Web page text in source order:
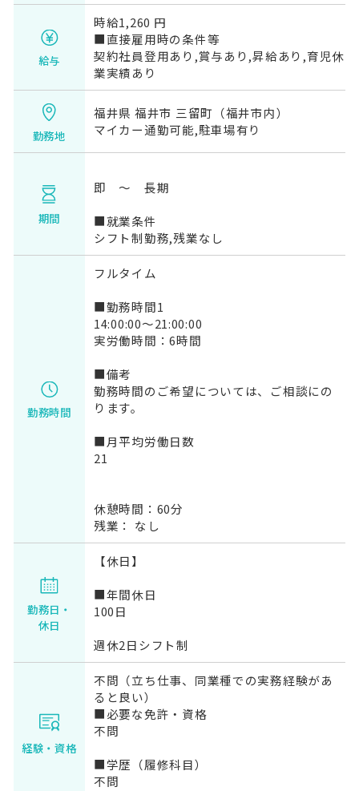
給与
時給1,260 円
■直接雇用時の条件等
契約社員登用あり,賞与あり,昇給あり,育児休
業実績あり
勤務地
福井県 福井市 三留町（福井市内）
マイカー通勤可能,駐車場有り
期間
即 ～ 長期
■就業条件
シフト制勤務,残業なし
勤務時間
フルタイム
■勤務時間1
14:00:00～21:00:00
実労働時間：6時間
■備考
勤務時間のご希望については、ご相談にの
ります。
■月平均労働日数
21
休憩時間：60分
残業： なし
勤務日・
休日
【休日】
■年間休日
100日
週休2日シフト制
経験・資格
不問（立ち仕事、同業種での実務経験があ
ると良い）
■必要な免許・資格
不問
■学歴（履修科目）
不問